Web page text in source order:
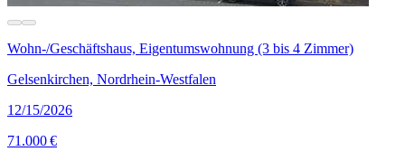
Wohn-/Geschäftshaus, Eigentumswohnung (3 bis 4 Zimmer)
Gelsenkirchen, Nordrhein-Westfalen
12/15/2026
71.000 €